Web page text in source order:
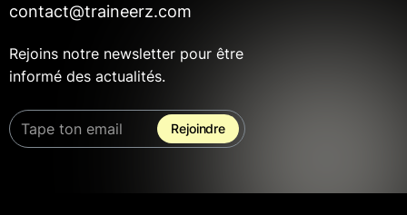
contact@traineerz.com
Rejoins notre newsletter pour être
informé des actualités.